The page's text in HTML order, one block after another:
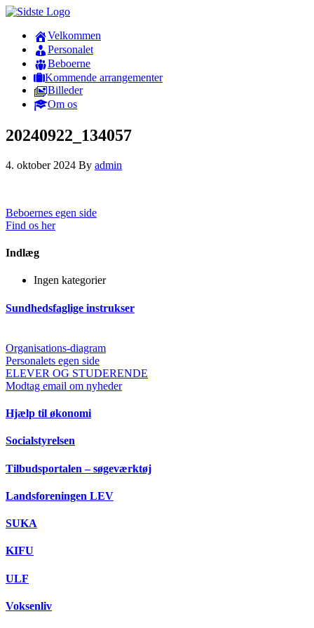
Velkommen
Personalet
Beboerne
Kommende arrangementer
Billeder
Om os
20240922_134057
4. oktober 2024 By admin
Beboernes egen side
Find os her
Indlæg
Ingen kategorier
Sundhedsfaglige instrukser
Organisations-diagram
Personalets egen side
ELEVER OG STUDERENDE
Modtag email om nyheder
Hjælp til økonomi
Socialstyrelsen
Tilbudsportalen – søgeværktøj
Landsforeningen LEV
SUKA
KIFU
ULF
Voksenliv